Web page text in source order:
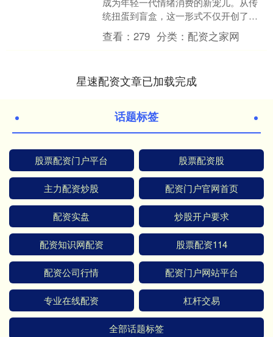
统扭蛋到盲盒，这一形式不仅开创了营
销新形态，更构建了“成瘾性”的情绪消费
机制。消费者在拆盲盒....
查看：279 分类：配资之家网
星速配资文章已加载完成
话题标签
股票配资门户平台 股票配资股
主力配资炒股 配资门户官网首页
配资实盘 炒股开户要求
配资知识网配资 股票配资114
配资公司行情 配资门户网站平台
专业在线配资 杠杆交易
全部话题标签